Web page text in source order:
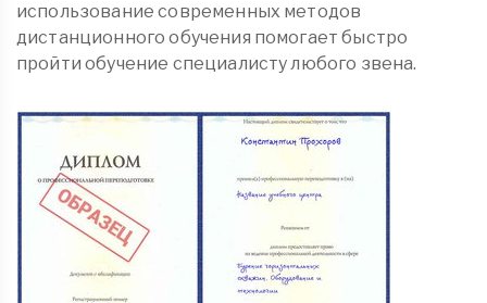
использование современных методов
дистанционного обучения помогает быстро
пройти обучение специалисту любого звена.